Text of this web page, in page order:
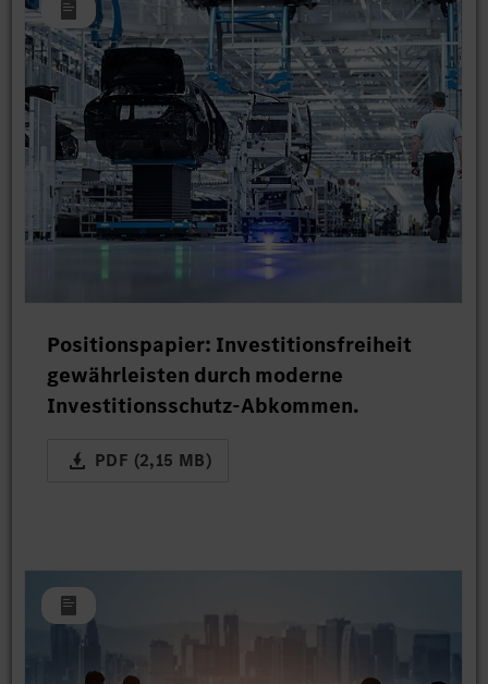
Positionspapier: Investitionsfreiheit
gewährleisten durch moderne
Investitionsschutz-Abkommen.
PDF (2,15 MB)